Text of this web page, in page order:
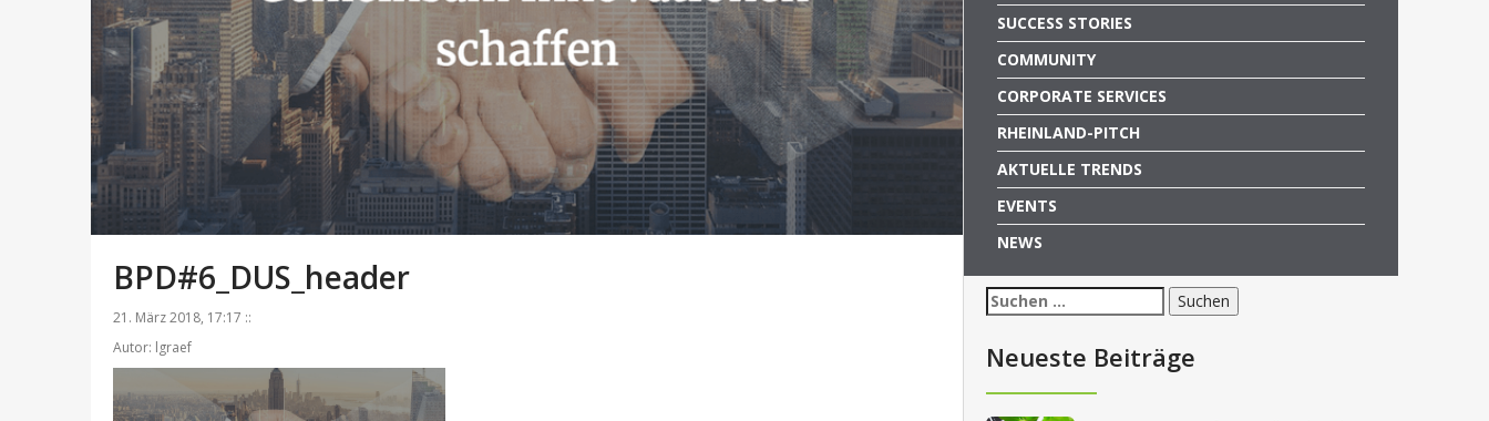
BPD#6_DUS_header
21. März 2018, 17:17 ::
Autor: lgraef
SUCCESS STORIES
COMMUNITY
CORPORATE SERVICES
RHEINLAND-PITCH
AKTUELLE TRENDS
EVENTS
NEWS
Suchen
nach:
Neueste Beiträge